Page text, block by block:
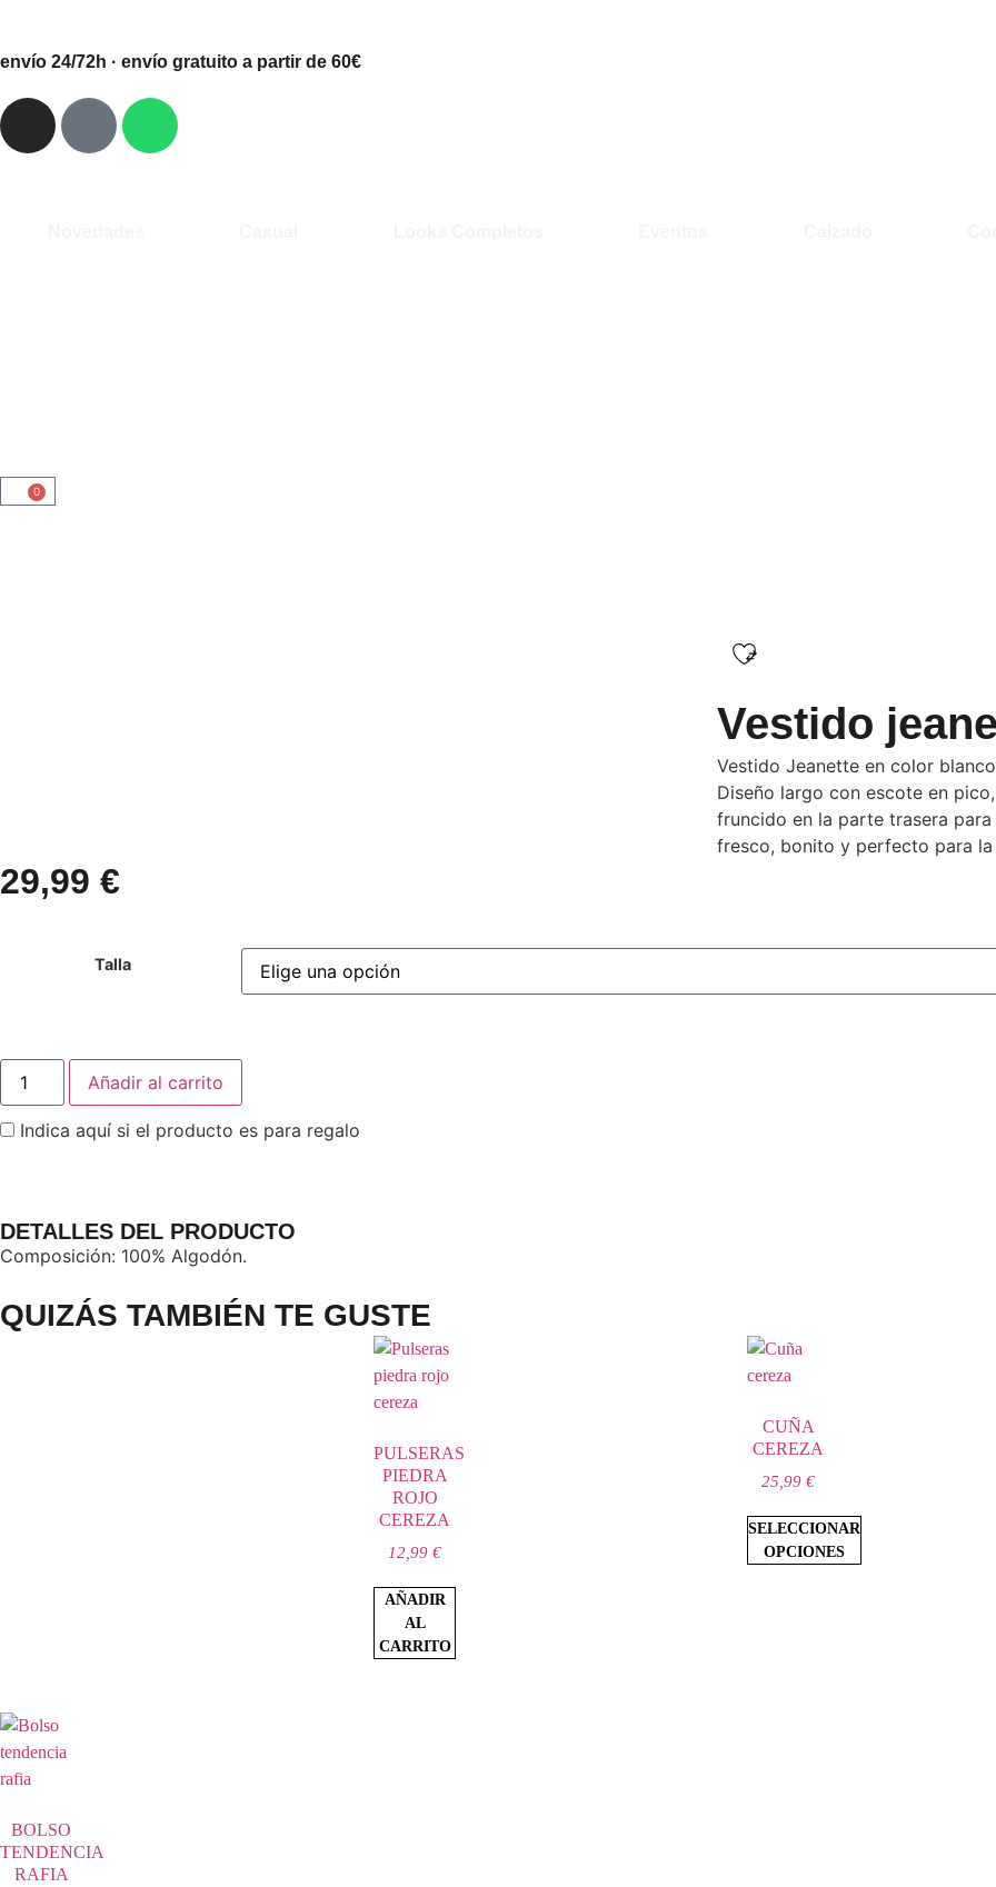
envío 24/72h · envío gratuito a partir de 60€
0
Vestido
Vestido Jeanette en color
Diseño largo con escote en
fruncido en la parte trasera
fresco, bonito y perfecto para
29,99 €
Talla
Añadir al carrito
Indica aquí si el producto es para regalo
DETALLES DEL PRODUCTO
Composición: 100% Algodón.
QUIZÁS TAMBIÉN TE GUSTE
PULSERAS
PIEDRA
ROJO
CEREZA
12,99€
AÑADIR
AL
CARRITO
CUÑA
CEREZA
25,99€
SELECCIONAR
OPCIONES
BOLSO
TENDENCIA
RAFIA